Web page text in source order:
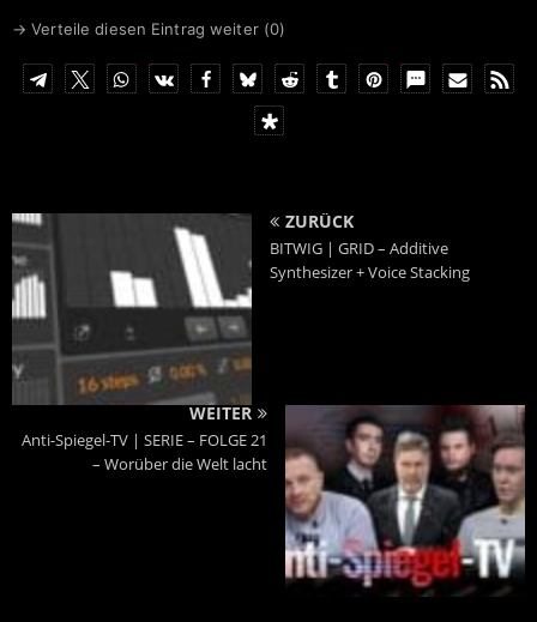
→ Verteile diesen Eintrag weiter (0)
ZURÜCK
BITWIG | GRID – Additive
Synthesizer + Voice Stacking
WEITER
Anti-Spiegel-TV | SERIE – FOLGE 21
– Worüber die Welt lacht